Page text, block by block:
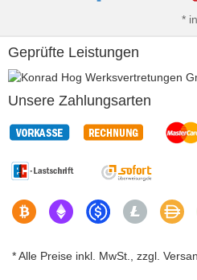
*
Geprüfte Leistungen
Unsere Zahlungsarten
* Alle Preise inkl. MwSt., zzgl.